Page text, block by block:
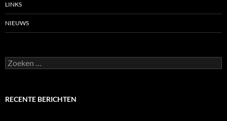
LINKS
NIEUWS
Zoeken
naar:
RECENTE BERICHTEN